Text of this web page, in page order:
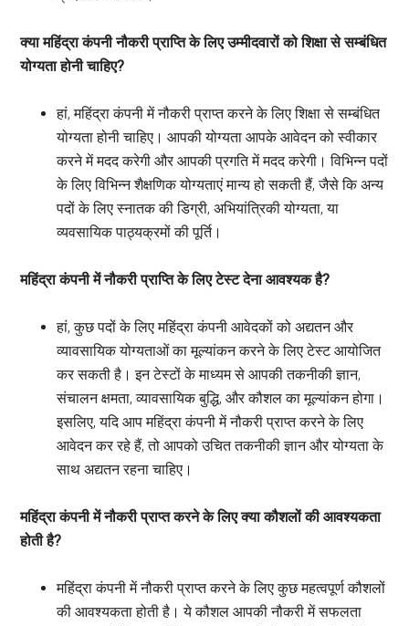
क्या महिंद्रा कंपनी नौकरी प्राप्ति के लिए उम्मीदवारों को शिक्षा से सम्बंधित
योग्यता होनी चाहिए?
हां, महिंद्रा कंपनी में नौकरी प्राप्त करने के लिए शिक्षा से सम्बंधित
योग्यता होनी चाहिए। आपकी योग्यता आपके आवेदन को स्वीकार
करने में मदद करेगी और आपकी प्रगति में मदद करेगी। विभिन्न पदों
के लिए विभिन्न शैक्षणिक योग्यताएं मान्य हो सकती हैं, जैसे कि अन्य
पदों के लिए स्नातक की डिग्री, अभियांत्रिकी योग्यता, या
व्यवसायिक पाठ्यक्रमों की पूर्ति।
महिंद्रा कंपनी में नौकरी प्राप्ति के लिए टेस्ट देना आवश्यक है?
हां, कुछ पदों के लिए महिंद्रा कंपनी आवेदकों को अद्यतन और
व्यावसायिक योग्यताओं का मूल्यांकन करने के लिए टेस्ट आयोजित
कर सकती है। इन टेस्टों के माध्यम से आपकी तकनीकी ज्ञान,
संचालन क्षमता, व्यावसायिक बुद्धि, और कौशल का मूल्यांकन होगा।
इसलिए, यदि आप महिंद्रा कंपनी में नौकरी प्राप्त करने के लिए
आवेदन कर रहे हैं, तो आपको उचित तकनीकी ज्ञान और योग्यता के
साथ अद्यतन रहना चाहिए।
महिंद्रा कंपनी में नौकरी प्राप्त करने के लिए क्या कौशलों की आवश्यकता
होती है?
महिंद्रा कंपनी में नौकरी प्राप्त करने के लिए कुछ महत्वपूर्ण कौशलों
की आवश्यकता होती है। ये कौशल आपकी नौकरी में सफलता